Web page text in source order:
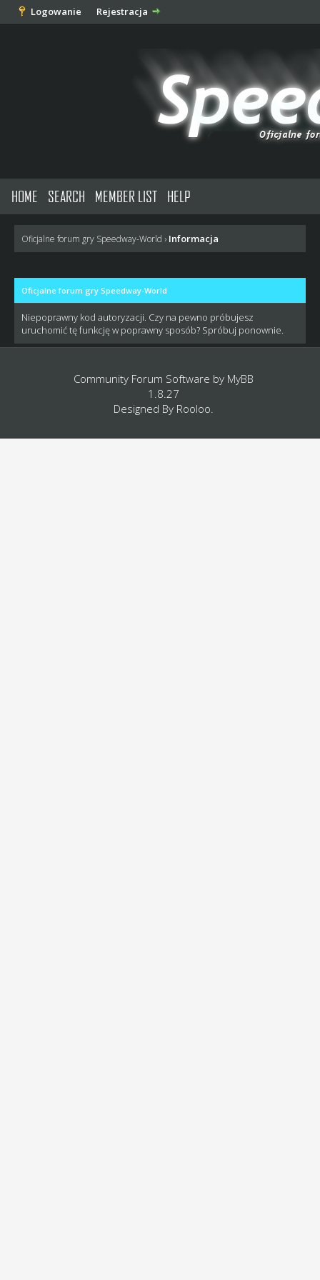
Logowanie Rejestracja
HOME SEARCH MEMBER LIST HELP
Oficjalne forum gry Speedway-World › Informacja
Oficjalne forum gry Speedway-World
Niepoprawny kod autoryzacji. Czy na pewno próbujesz
uruchomić tę funkcję w poprawny sposób? Spróbuj ponownie.
Community Forum Software by MyBB
1.8.27
Designed By Rooloo.